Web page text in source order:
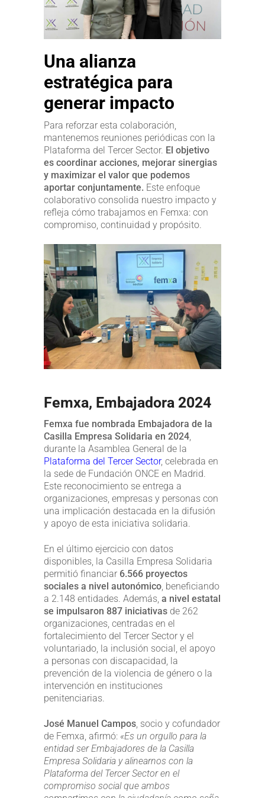
Una alianza
estratégica para
generar impacto
Para reforzar esta colaboración,
mantenemos reuniones periódicas con la
Plataforma del Tercer Sector. El objetivo
es coordinar acciones, mejorar sinergias
y maximizar el valor que podemos
aportar conjuntamente. Este enfoque
colaborativo consolida nuestro impacto y
refleja cómo trabajamos en Femxa: con
compromiso, continuidad y propósito.
Femxa, Embajadora 2024
Femxa fue nombrada Embajadora de la
Casilla Empresa Solidaria en 2024
durante la Asamblea General de la
Plataforma del Tercer Sector, celebrada en
la sede de Fundación ONCE en Madrid.
Este reconocimiento se entrega a
organizaciones, empresas y personas con
una implicación destacada en la difusión
y apoyo de esta iniciativa solidaria.
En el último ejercicio con datos
disponibles, la Casilla Empresa Solidaria
permitió financiar 6.566 proyectos
sociales a nivel autonómico , beneficiando
a 2.148 entidades. Además, a nivel estatal
se impulsaron 887 iniciativas de 262
organizaciones, centradas en el
fortalecimiento del Tercer Sector y el
voluntariado, la inclusión social, el apoyo
a personas con discapacidad, la
prevención de la violencia de género o la
intervención en instituciones
penitenciarias.
José Manuel Campos , socio y cofundador
de Femxa, afirmó: «Es un orgullo para la
entidad ser Embajadores de la Casilla
Empresa Solidaria y alinearnos con la
Plataforma del Tercer Sector en el
compromiso social que ambos